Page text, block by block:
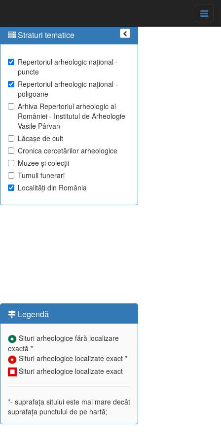
Straturi tematice
Repertoriul arheologic național -
puncte
Repertoriul arheologic național -
poligoane
Arhiva Repertoriul arheologic al
României - Institutul de Arheologie
Vasile Pârvan
Lăcașe de cult
Cronica cercetărilor arheologice
Muzee și colecții
Tumuli funerari
Localități din România
Legendă
Situri arheologice fără localizare
exactă *
Situri arheologice localizate exact *
Situri arheologice localizate exact
*- suprafața sitului este mai mare decât
suprafața punctului de pe hartă;